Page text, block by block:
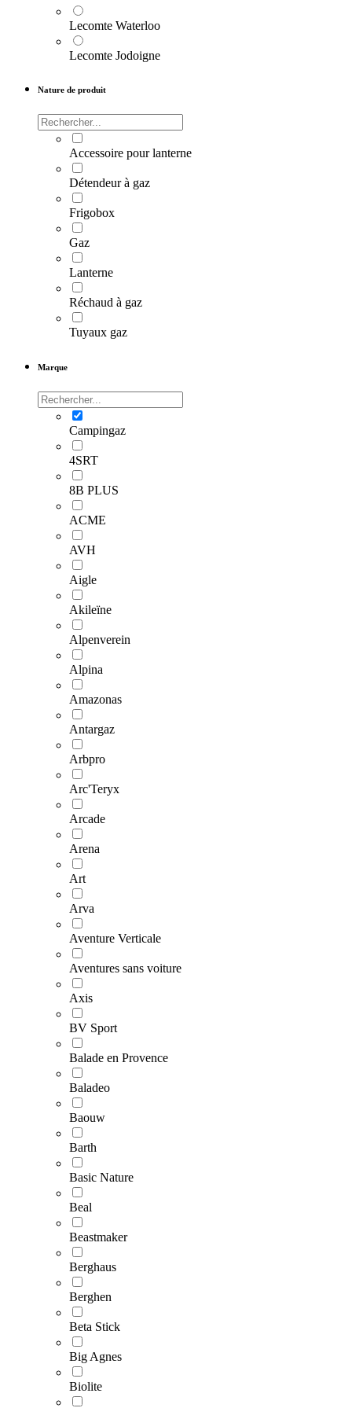
Lecomte Waterloo
Lecomte Jodoigne
Nature de produit
Accessoire pour lanterne
Détendeur à gaz
Frigobox
Gaz
Lanterne
Réchaud à gaz
Tuyaux gaz
Marque
Campingaz
4SRT
8B PLUS
ACME
AVH
Aigle
Akileïne
Alpenverein
Alpina
Amazonas
Antargaz
Arbpro
Arc'Teryx
Arcade
Arena
Art
Arva
Aventure Verticale
Aventures sans voiture
Axis
BV Sport
Balade en Provence
Baladeo
Baouw
Barth
Basic Nature
Beal
Beastmaker
Berghaus
Berghen
Beta Stick
Big Agnes
Biolite